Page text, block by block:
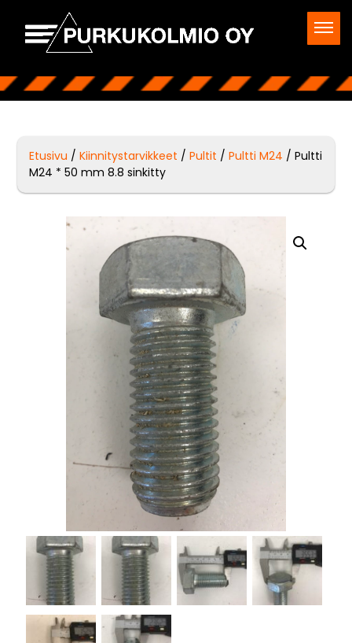
Etusivu /Kiinnitystarvikkeet /Pultit /Pultti M24 / Pultti
M24 * 50 mm 8.8 sinkitty